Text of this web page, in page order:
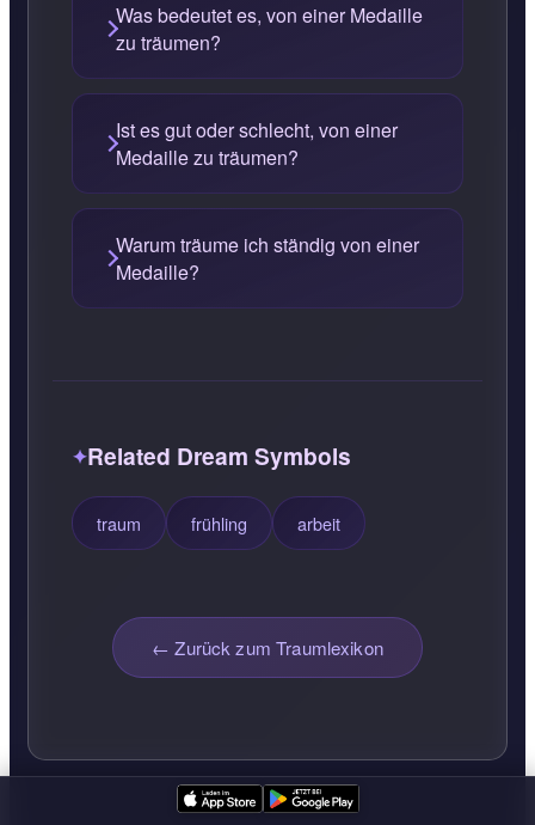
Was bedeutet es, von einer Medaille
zu träumen?
Ist es gut oder schlecht, von einer
Medaille zu träumen?
Warum träume ich ständig von einer
Medaille?
Related Dream Symbols
traum frühling arbeit
← Zurück zum Traumlexikon